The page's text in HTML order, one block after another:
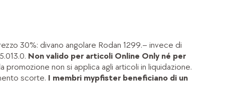
30%: divano angolare Rodan 1299.– invece di
Non valido per articoli Online Only né per
non si applica agli articoli in liquidazione.
scorte. I membri mypfister beneficiano di un